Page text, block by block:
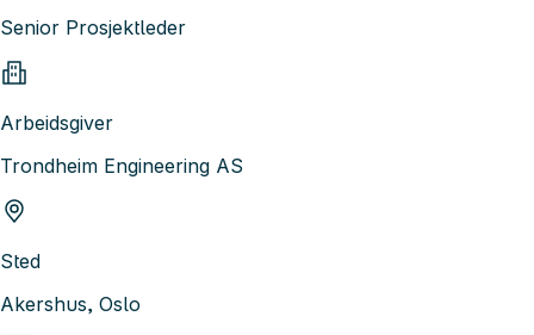
Senior Prosjektleder
Arbeidsgiver
Trondheim Engineering AS
Sted
Akershus, Oslo